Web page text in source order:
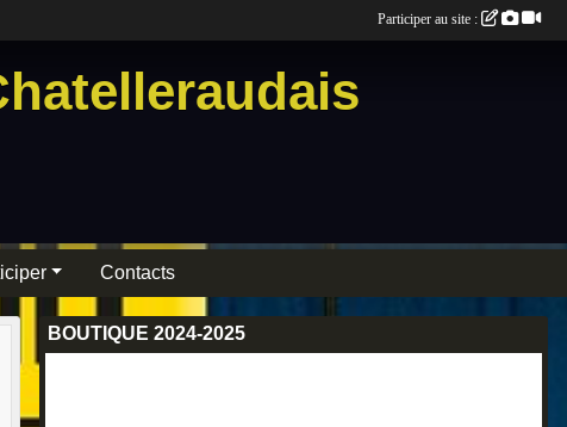
Contacts
BOUTIQUE 2024-2025
Participer au site :